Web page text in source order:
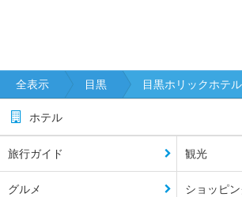
全表示 目黒 目黒ホリックホテル
ホテル
旅行ガイド 観光
グルメ ショッピ